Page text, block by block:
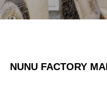
NUNU FACTORY